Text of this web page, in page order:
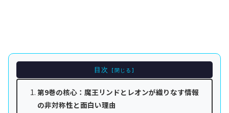
目次
第9巻の核心：魔王リンドとレオンが織りなす情報
の非対称性と面白い理由